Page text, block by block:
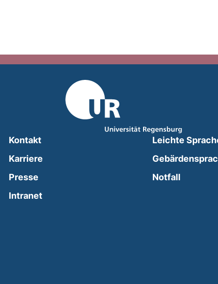
Kontakt
Karriere
Presse
Intranet(external link, opens in a new window)
Leichte
Notfall